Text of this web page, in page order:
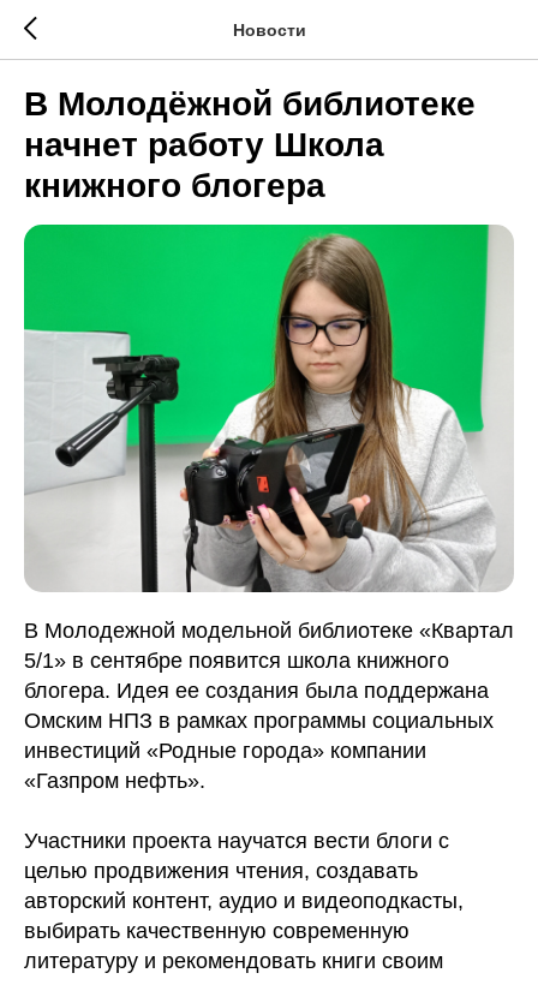
Новости
В Молодёжной библиотеке
начнет работу Школа
книжного блогера
В Молодежной модельной библиотеке «Квартал
5/1» в сентябре появится школа книжного
блогера. Идея ее создания была поддержана
Омским НПЗ в рамках программы социальных
инвестиций «Родные города» компании
«Газпром нефть».
Участники проекта научатся вести блоги с
целью продвижения чтения, создавать
авторский контент, аудио и видеоподкасты,
выбирать качественную современную
литературу и рекомендовать книги своим